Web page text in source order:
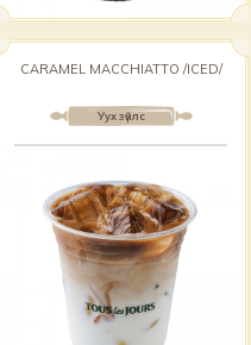
Уух зүйлс
CARAMEL MACCHIATTO /ICED/